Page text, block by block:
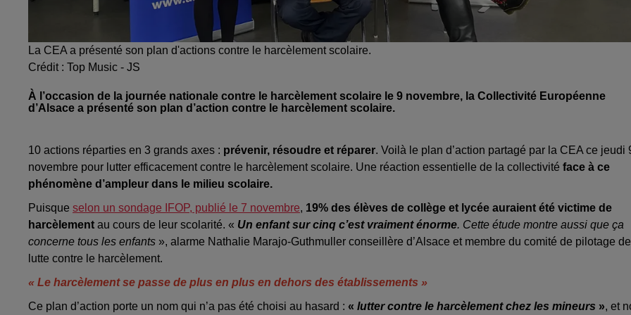
La CEA a présenté son plan d'actions contre le harcèlement scolaire.
Crédit : Top Music - JS
À l’occasion de la journée nationale contre le harcèlement scolaire le 9 novembre, la Collectivité Européenne
d’Alsace a présenté son plan d’action contre le harcèlement scolaire.
10 actions réparties en 3 grands axes : prévenir, résoudre et réparer. Voilà le plan d’action partagé par la CEA ce jeudi
novembre pour lutter efficacement contre le harcèlement scolaire. Une réaction essentielle de la collectivité face à ce
phénomène d’ampleur dans le milieu scolaire.
Puisque selon un sondage IFOP, publié le 7 novembre, 19% des élèves de collège et lycée auraient été victime de
harcèlement au cours de leur scolarité. « Un enfant sur cinq c’est vraiment énorme. Cette étude montre aussi que ça
concerne tous les enfants », alarme Nathalie Marajo-Guthmuller conseillère d’Alsace et membre du comité de pilotage de
lutte contre le harcèlement.
« Le harcèlement se passe de plus en plus en dehors des établissements »
Ce plan d’action porte un nom qui n’a pas été choisi au hasard : « lutter contre le harcèlement chez les mineurs », et